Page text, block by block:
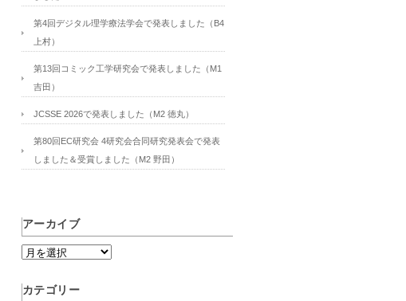
第4回デジタル理学療法学会で発表しました（B4
上村）
第13回コミック工学研究会で発表しました（M1
吉田）
JCSSE 2026で発表しました（M2 徳丸）
第80回EC研究会 4研究会合同研究発表会で発表
しました＆受賞しました（M2 野田）
アーカイブ
ア
カ
カテゴリー